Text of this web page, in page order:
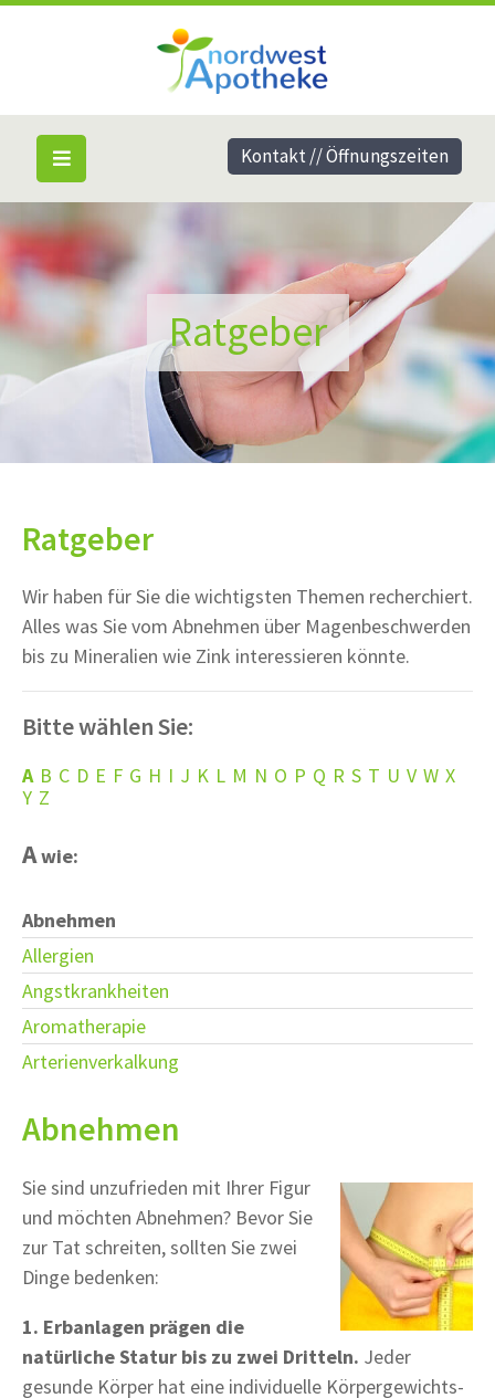
Ratgeber
Ratgeber
Wir haben für Sie die wichtigsten Themen recherchiert.
Alles was Sie vom Abnehmen über Magenbeschwerden
bis zu Mineralien wie Zink interessieren könnte.
Bitte wählen Sie:
A B C D E F G H I J K L M N O P Q R S T U V W X
Y Z
Awie:
Abnehmen
Allergien
Angstkrankheiten
Aromatherapie
Arterienverkalkung
Abnehmen
Sie sind unzufrieden mit Ihrer Figur
und möchten Abnehmen? Bevor Sie
zur Tat schreiten, sollten Sie zwei
Dinge bedenken:
1. Erbanlagen prägen die
natürliche Statur bis zu zwei Dritteln. Jeder
gesunde Körper hat eine individuelle Körpergewichts-
Kontakt // Öffnungszeiten